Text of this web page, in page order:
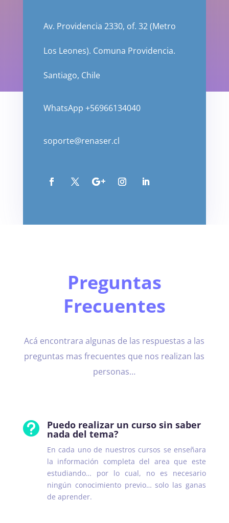
Av. Providencia 2330, of. 32 (Metro
Los Leones). Comuna Providencia.
Santiago, Chile
WhatsApp +56966134040
soporte@renaser.cl
Preguntas
Frecuentes
Acá encontrara algunas de las respuestas a las
preguntas mas frecuentes que nos realizan las
personas…
 Puedo realizar un curso sin saber
nada del tema?
En cada uno de nuestros cursos se enseñara
la información completa del area que este
estudiando… por lo cual, no es necesario
ningún conocimiento previo… solo las ganas
de aprender.